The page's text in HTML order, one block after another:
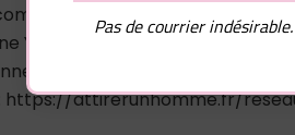
pluiedecyprine
Youtube :
UCA9jUN3_CQ9pszZbxBvf5KQ
: https://attirerunhomme.fr/
Pas de courrier